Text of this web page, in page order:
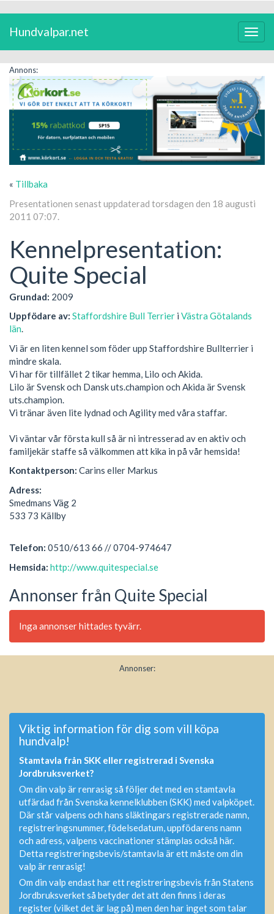
Växla
Hundvalpar.net
Annons:
« Tillbaka
Presentationen senast uppdaterad torsdagen den 18 augusti
2011 07:07.
Kennelpresentation:
Quite Special
Grundad: 2009
Uppfödare av: Staffordshire Bull Terrier i Västra Götalands
län.
Vi är en liten kennel som föder upp Staffordshire Bullterrier i
mindre skala.
Vi har för tillfället 2 tikar hemma, Lilo och Akida.
Lilo är Svensk och Dansk uts.champion och Akida är Svensk
uts.champion.
Vi tränar även lite lydnad och Agility med våra staffar.
Vi väntar vår första kull så är ni intresserad av en aktiv och
familjekär staffe så välkommen att kika in på vår hemsida!
Kontaktperson: Carins eller Markus
Adress:
Smedmans Väg 2
533 73 Källby
Telefon: 0510/613 66 // 0704-974647
Hemsida: http://www.quitespecial.se
Annonser från Quite Special
Inga annonser hittades tyvärr.
Annonser:
Viktig information för dig som vill köpa
hundvalp!
Stamtavla från SKK eller registrerad i Svenska
Jordbruksverket?
Om din valp är renrasig så följer det med en stamtavla
utfärdad från Svenska kennelklubben (SKK) med valpköpet.
Där står valpens och hans släktingars registrerade namn,
registreringsnummer, födelsedatum, uppfödarens namn
och adress, valpens vaccinationer stämplas också här.
Detta registreringsbevis/stamtavla är ett måste om din
valp är renrasig!
Om din valp endast har ett registreringsbevis från Statens
Jordbruksverket så betyder det att den finns i deras
register (vilket det är lag på) men den har inget som talar